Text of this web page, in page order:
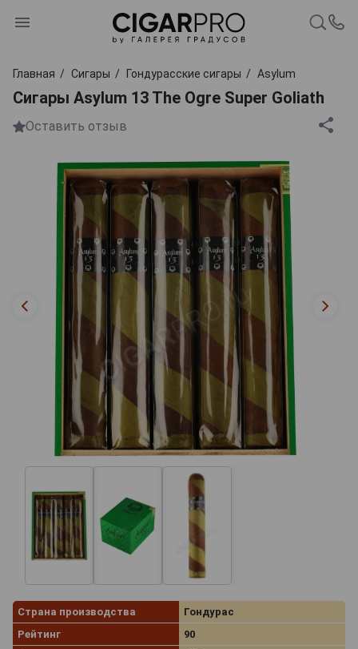
Главная Сигары Гондурасские сигары Asylum
Сигары Asylum 13 The Ogre Super Goliath
Оставить отзыв
Страна производства
Гондурас
Рейтинг
90